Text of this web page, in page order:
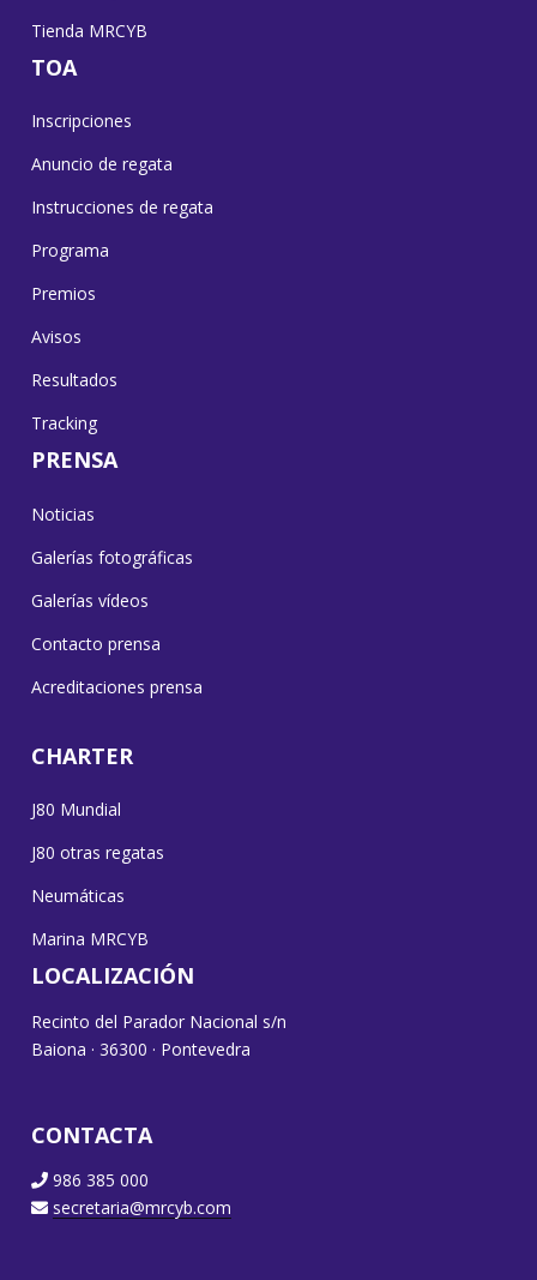
Tienda MRCYB
TOA
Inscripciones
Anuncio de regata
Instrucciones de regata
Programa
Premios
Avisos
Resultados
Tracking
PRENSA
Noticias
Galerías fotográficas
Galerías vídeos
Contacto prensa
Acreditaciones prensa
CHARTER
J80 Mundial
J80 otras regatas
Neumáticas
Marina MRCYB
LOCALIZACIÓN
Recinto del Parador Nacional s/n
Baiona · 36300 · Pontevedra
CONTACTA
986 385 000
secretaria@mrcyb.com